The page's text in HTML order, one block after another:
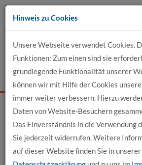
Zum
Inhalt
Events News Login
Startseite News News-Detail
News aus der hochschule 21
Hinweis zu Cookies
Unsere Webseite verwendet Cookies.
Funktionen: Zum einen sind sie
grundlegende Funktionalität unserer
können wir mit Hilfe der Cookies
immer weiter verbessern. Hierzu
Daten von Website-Besuchern
Das Einverständnis in die Verwendung
Sie jederzeit widerrufen. Weitere
auf dieser Website finden Sie in unserer